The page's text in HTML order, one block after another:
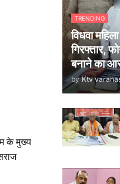
के मुख्य
TRENDING
विधवा
गिरफ्तार,
बनाने का
by Ktv